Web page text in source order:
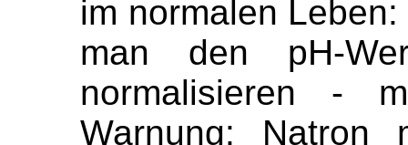
im normalen
man den pH-
normalisieren -
Warnung: Natron